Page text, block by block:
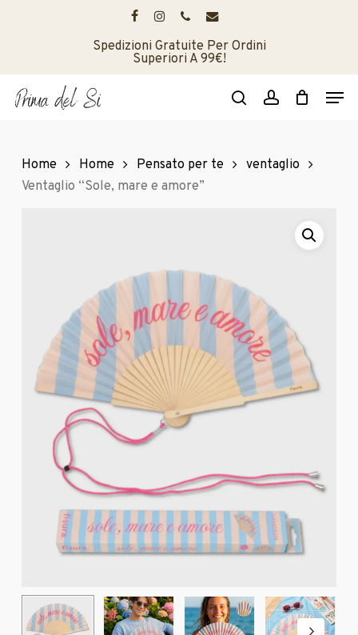
facebookinstagramphoneemail
Spedizioni Gratuite Per Ordini
Superiori A 99€!
Home Home Pensato per te
ventaglio
Ventaglio “Sole, mare e amore”